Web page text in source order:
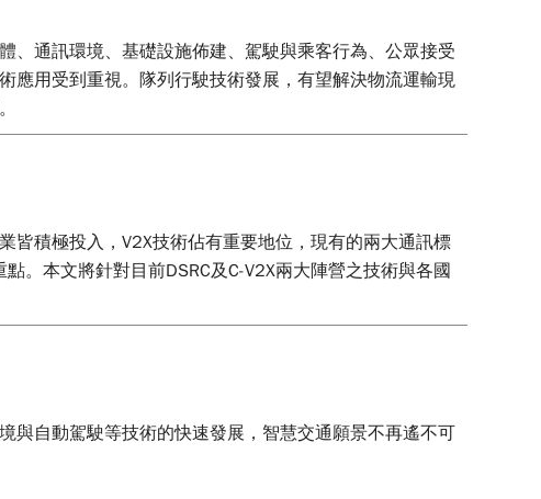
、通訊環境、基礎設施佈建、駕駛與乘客行為、公眾接受
應用受到重視。隊列行駛技術發展，有望解決物流運輸現
皆積極投入，V2X技術佔有重要地位，現有的兩大通訊標
。本文將針對目前DSRC及C-V2X兩大陣營之技術與各國
與自動駕駛等技術的快速發展，智慧交通願景不再遙不可